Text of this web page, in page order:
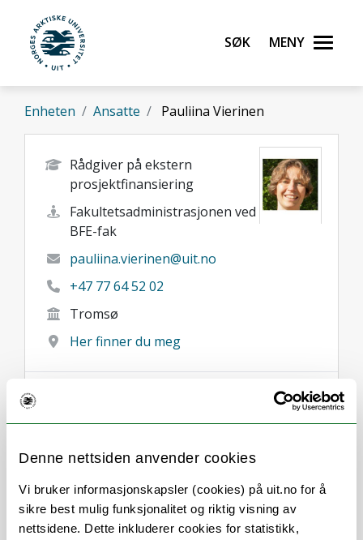
Denne nettsiden anvender cookies
Vi bruker informasjonskapsler (cookies) på uit.no for å
sikre best mulig funksjonalitet og riktig visning av
nettsidene. Dette inkluderer cookies for statistikk,
Gå til hovedinnhold
UiT Norges arktiske universitet
Søk Meny
Enheten Ansatte Pauliina Vierinen
Rådgiver på ekstern
prosjektfinansiering
Fakultetsadministrasjonen ved
BFE-fak
pauliina.vierinen@uit.no
+47 77 64 52 02
Tromsø
Her finner du meg
Om
Forskning og undervisning
Her finner du meg